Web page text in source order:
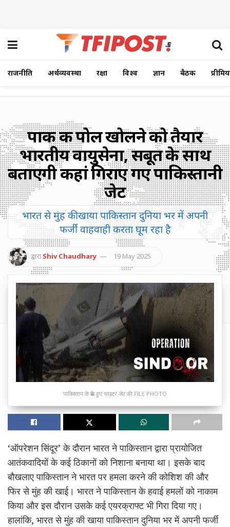
राजनीति अर्थव्यवस्था रक्षा विश्व ज्ञान बैठक
पाक की पोल खोलने को तैयार
भारतीय वायुसेना, सबूत के साथ
बताएगी कहां गिराए गए पाकिस्तानी
जेट
भारत से मुंह की खाया पाकिस्तान दुनिया भर में अपनी
फर्जी वाहवाही करता घूम रहा है
द्वारा Shiv Chaudhary 19 May 2025
पाकिस्तान के क्रैश हुए फाइटर जेट की FILE PHOTO
‘ऑपरेशन सिंदूर’ के दौरान भारत ने पाकिस्तान द्वारा प्रायोजित
आतंकवादियों के कई ठिकानों को निशाना बनाया था। इसके बाद
बौखलाए पाकिस्तान ने भारत पर हमला करने की कोशिश की और
फिर से मुंह की खाई। भारत ने पाकिस्तान के हवाई हमलों को नाकाम
किया और इस दौरान उसके कई एयरक्राफ्ट भी गिरा दिया गए।
हालांकि, भारत से मुंह की खाया पाकिस्तान दुनिया भर में अपनी फर्जी